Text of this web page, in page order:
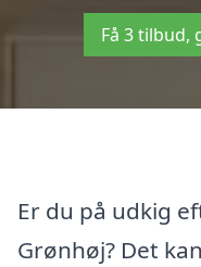
Få 3
Er du på udkig
Grønhøj? Det